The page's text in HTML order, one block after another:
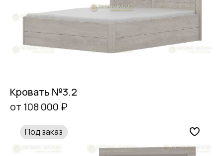
Кровать №3.2
от 108 000 ₽
Под заказ